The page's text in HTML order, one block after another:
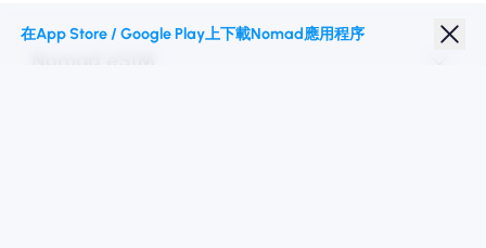
在App Store / Google Play上下載Nomad應用程序